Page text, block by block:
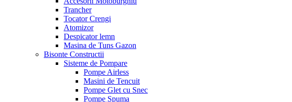
Trancher
Tocator Crengi
Atomizor
Despicator lemn
Masina de Tuns Gazon
Bisonte Constructii
Sisteme de Pompare
Pompe Airless
Masini de Tencuit
Pompe Glet cu Snec
Pompe Spuma